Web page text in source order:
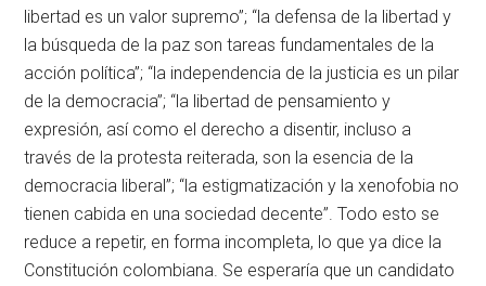
libertad es un valor supremo”; “la defensa de la libertad y
la búsqueda de la paz son tareas fundamentales de la
acción política”; “la independencia de la justicia es un pilar
de la democracia”; “la libertad de pensamiento y
expresión, así como el derecho a disentir, incluso a
través de la protesta reiterada, son la esencia de la
democracia liberal”; “la estigmatización y la xenofobia no
tienen cabida en una sociedad decente”. Todo esto se
reduce a repetir, en forma incompleta, lo que ya dice la
Constitución colombiana. Se esperaría que un candidato